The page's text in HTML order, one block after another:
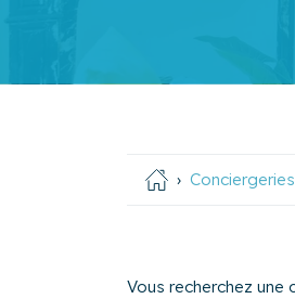
Conciergeries
Vous recherchez